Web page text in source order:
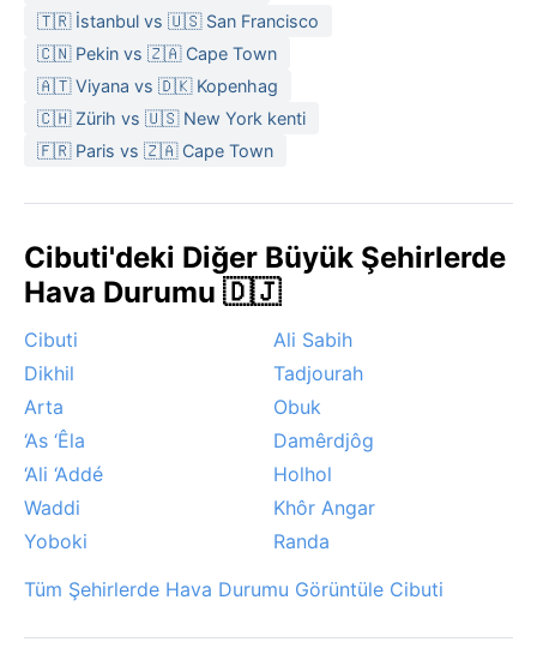
🇹🇷 İstanbul vs 🇺🇸 San Francisco
🇨🇳 Pekin vs 🇿🇦 Cape Town
🇦🇹 Viyana vs 🇩🇰 Kopenhag
🇨🇭 Zürih vs 🇺🇸 New York kenti
🇫🇷 Paris vs 🇿🇦 Cape Town
Cibuti'deki Diğer Büyük Şehirlerde
Hava Durumu 🇩🇯
Cibuti
Ali Sabih
Dikhil
Tadjourah
Arta
Obuk
‘As ‘Êla
Damêrdjôg
‘Ali ‘Addé
Holhol
Waddi
Khôr Angar
Yoboki
Randa
Tüm Şehirlerde Hava Durumu Görüntüle Cibuti